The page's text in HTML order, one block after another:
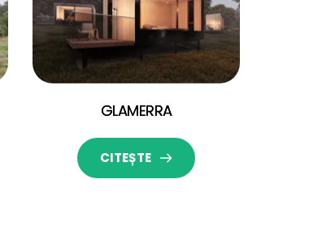
GLAMERRA
CITEȘTE